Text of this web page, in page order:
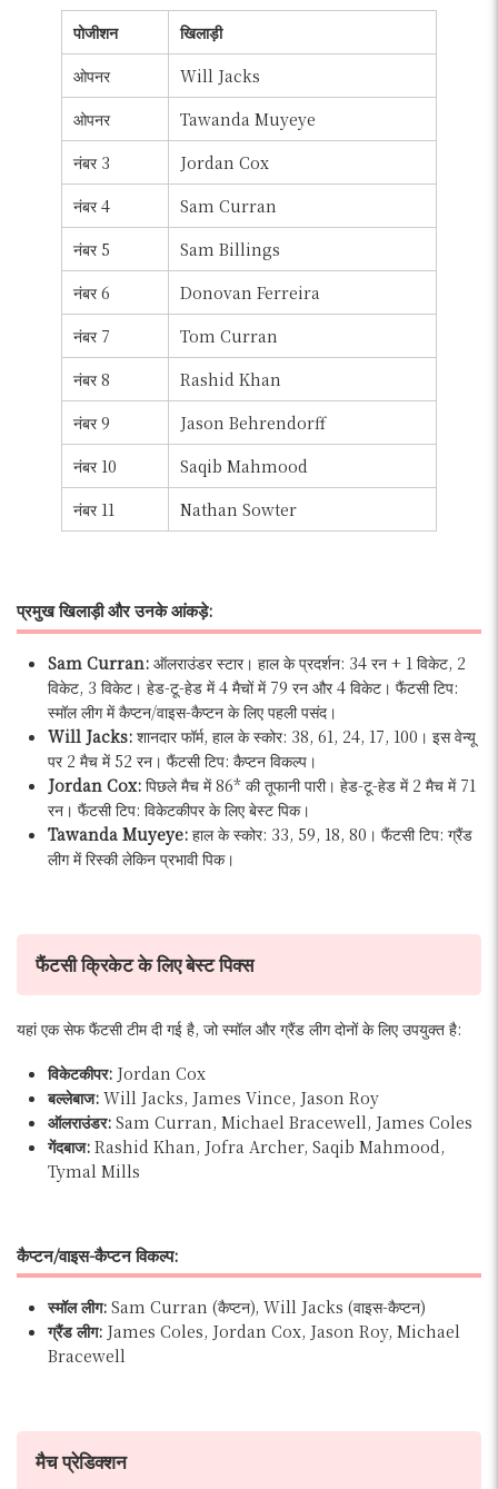
पोजीशन
खिलाड़ी
ओपनर
Will Jacks
ओपनर
Tawanda Muyeye
नंबर 3
Jordan Cox
नंबर 4
Sam Curran
नंबर 5
Sam Billings
नंबर 6
Donovan Ferreira
नंबर 7
Tom Curran
नंबर 8
Rashid Khan
नंबर 9
Jason Behrendorff
नंबर 10
Saqib Mahmood
नंबर 11
Nathan Sowter
प्रमुख खिलाड़ी और उनके आंकड़े:
Sam Curran: ऑलराउंडर स्टार। हाल के प्रदर्शन: 34 रन + 1 विकेट, 2
विकेट, 3 विकेट। हेड-टू-हेड में 4 मैचों में 79 रन और 4 विकेट। फैंटसी टिप:
स्मॉल लीग में कैप्टन/वाइस-कैप्टन के लिए पहली पसंद।
Will Jacks: शानदार फॉर्म, हाल के स्कोर: 38, 61, 24, 17, 100। इस वेन्यू
पर 2 मैच में 52 रन। फैंटसी टिप: कैप्टन विकल्प।
Jordan Cox: पिछले मैच में 86* की तूफानी पारी। हेड-टू-हेड में 2 मैच में 71
रन। फैंटसी टिप: विकेटकीपर के लिए बेस्ट पिक।
Tawanda Muyeye: हाल के स्कोर: 33, 59, 18, 80। फैंटसी टिप: ग्रैंड
लीग में रिस्की लेकिन प्रभावी पिक।
फैंटसी क्रिकेट के लिए बेस्ट पिक्स
यहां एक सेफ फैंटसी टीम दी गई है, जो स्मॉल और ग्रैंड लीग दोनों के लिए उपयुक्त है:
विकेटकीपर: Jordan Cox
बल्लेबाज: Will Jacks, James Vince, Jason Roy
ऑलराउंडर: Sam Curran, Michael Bracewell, James Coles
गेंदबाज: Rashid Khan, Jofra Archer, Saqib Mahmood,
Tymal Mills
कैप्टन/वाइस-कैप्टन विकल्प:
स्मॉल लीग: Sam Curran (कैप्टन), Will Jacks (वाइस-कैप्टन)
ग्रैंड लीग: James Coles, Jordan Cox, Jason Roy, Michael
Bracewell
मैच प्रेडिक्शन